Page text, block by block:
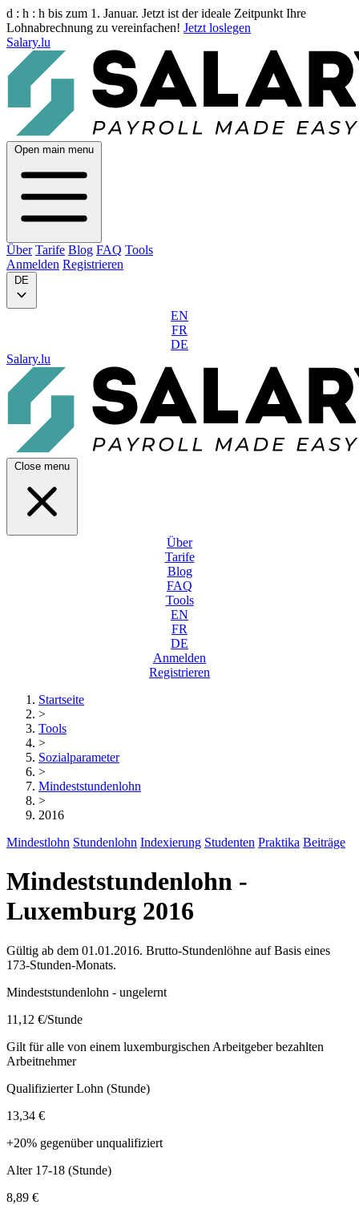
d : h : h bis zum 1. Januar. Jetzt ist der ideale Zeitpunkt Ihre
Lohnabrechnung zu vereinfachen! Jetzt loslegen
Salary.lu
Open main menu
Über Tarife Blog FAQ Tools
Anmelden Registrieren
DE
EN
FR
DE
Salary.lu
Close menu
Über
Tarife
Blog
FAQ
Tools
EN
FR
DE
Anmelden
Registrieren
Startseite
>
Tools
>
Sozialparameter
>
Mindeststundenlohn
>
2016
Mindestlohn Stundenlohn Indexierung Studenten Praktika Beiträge
Mindeststundenlohn -
Luxemburg 2016
Gültig ab dem 01.01.2016. Brutto-Stundenlöhne auf Basis eines
173-Stunden-Monats.
Mindeststundenlohn - ungelernt
11,12 €/Stunde
Gilt für alle von einem luxemburgischen Arbeitgeber bezahlten
Arbeitnehmer
Qualifizierter Lohn (Stunde)
13,34 €
+20% gegenüber unqualifiziert
Alter 17-18 (Stunde)
8,89 €